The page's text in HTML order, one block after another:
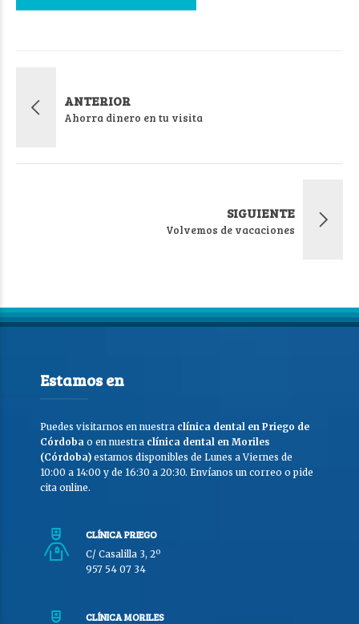
ANTERIOR
Ahorra dinero en tu visita
SIGUIENTE
Volvemos de vacaciones
Estamos en
Puedes visitarnos en nuestra clínica dental en Priego de
Córdoba o en nuestra clínica dental en Moriles
(Córdoba) estamos disponibles de Lunes a Viernes de
10:00 a 14:00 y de 16:30 a 20:30. Envíanos un correo o pide
cita online.
CLÍNICA PRIEGO
C/ Casalilla 3, 2º
957 54 07 34
CLÍNICA MORILES